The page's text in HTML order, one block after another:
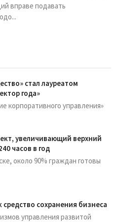
вправе подавать
стал лауреатом
года»
корпоративного управления»
увеличивающий верхний
часов в год
около 90% граждан готовы
сохранения бизнеса
управления развитой